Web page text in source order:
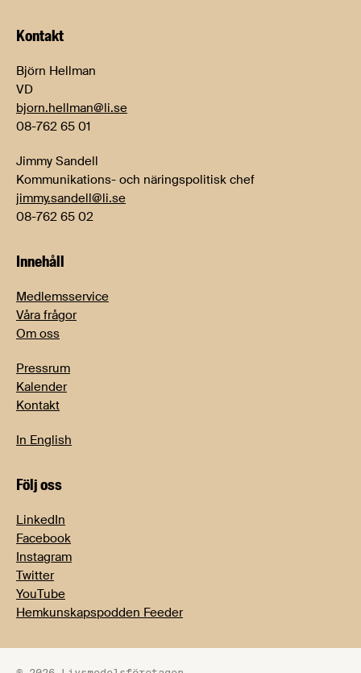
Kontakt
Björn Hellman
VD
bjorn.hellman@li.se
08-762 65 01
Jimmy Sandell
Kommunikations- och näringspolitisk chef
jimmy.sandell@li.se
08-762 65 02
Innehåll
Medlemsservice
Våra frågor
Om oss
Pressrum
Kalender
Kontakt
In English
Följ oss
LinkedIn
Facebook
Instagram
Twitter
YouTube
Hemkunskapspodden Feeder